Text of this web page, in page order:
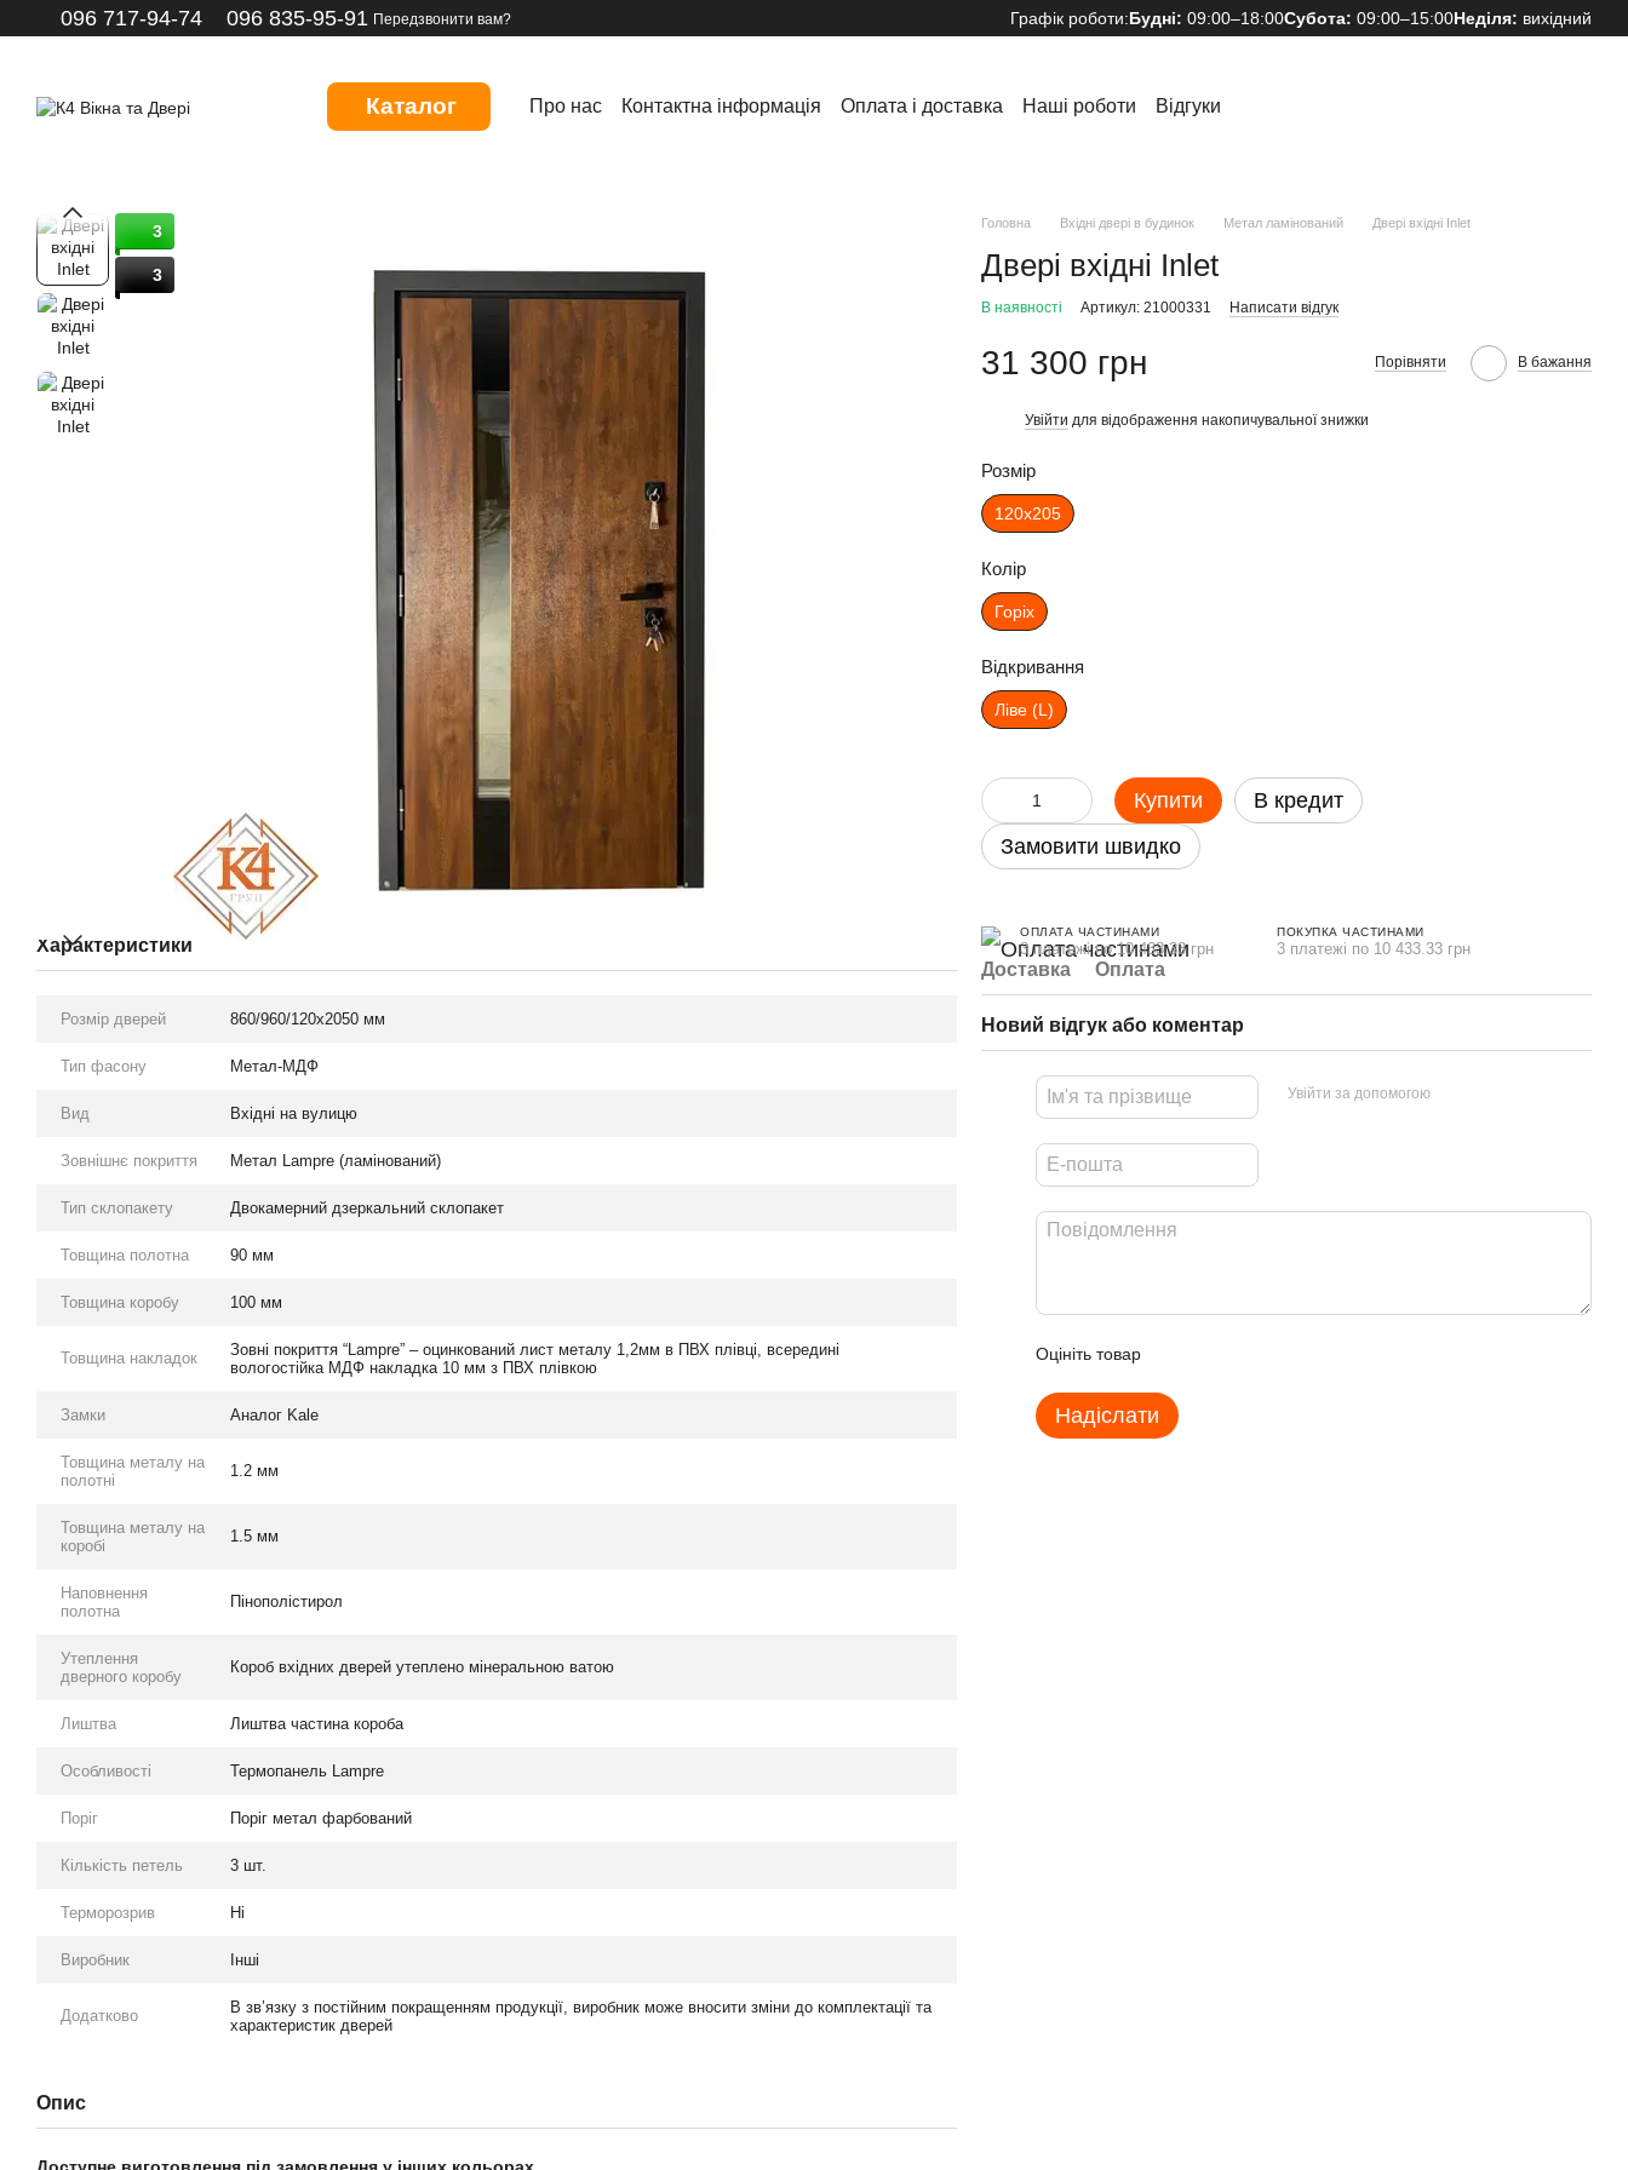
Перейти до основного контенту
096 717-94-74 096 835-95-91 Передзвонити вам? Графік роботи:Будні: 09:00–18:00Субота: 09:00–15:00Неділя: вихідний
Каталог Про нас Контактна інформація Оплата і доставка Наші роботи
Відгуки
3
3
Характеристики
Розмір дверей 860/960/120х2050 мм
Тип фасону Метал-МДФ
Вид Вхідні на вулицю
Зовнішнє покриття Метал Lampre (ламінований)
Тип склопакету Двокамерний дзеркальний склопакет
Товщина полотна 90 мм
Товщина коробу 100 мм
Товщина накладок
Зовні покриття “Lampre” – оцинкований лист металу 1,2мм в ПВХ плівці, всередині
вологостійка МДФ накладка 10 мм з ПВХ плівкою
Замки Аналог Kale
Товщина металу на
полотні
1.2 мм
Товщина металу на
коробі
1.5 мм
Наповнення
полотна
Пінополістирол
Утеплення
дверного коробу
Короб вхідних дверей утеплено мінеральною ватою
Лиштва Лиштва частина короба
Особливості Термопанель Lampre
Поріг Поріг метал фарбований
Кількість петель 3 шт.
Терморозрив Ні
Виробник Інші
Додатково
В зв’язку з постійним покращенням продукції, виробник може вносити зміни до комплектації та
характеристик дверей
Опис
Головна Вхідні двері в будинок Метал ламінований Двері вхідні Inlet
Двері вхідні Inlet
В наявності Артикул: 21000331 Написати відгук
31 300 грн Порівняти В бажання
Увійти для відображення накопичувальної знижки
Розмір
120х205
Колір
Горіх
Відкривання
Ліве (L)
Купити
В кредит
Замовити швидко
ОПЛАТА ЧАСТИНАМИ
3 платежі по 10 433.33 грн
ПОКУПКА ЧАСТИНАМИ
3 платежі по 10 433.33 грн
Доставка Оплата
Новий відгук або коментар
Увійти за допомогою
Оцініть товар
Надіслати